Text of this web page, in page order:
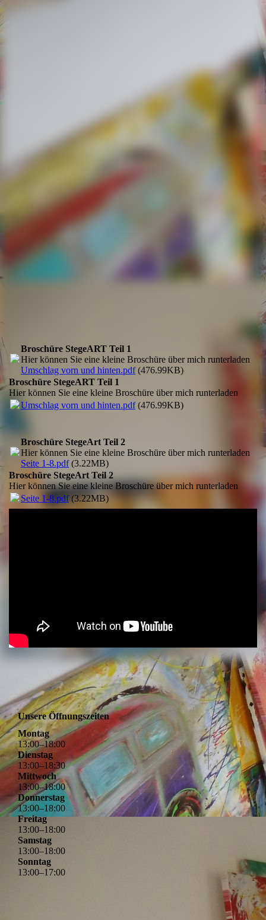
Broschüre StegeART Teil 1
Hier können Sie eine kleine Broschüre über mich runterladen
Umschlag vorn und hinten.pdf(476.99KB)
Broschüre StegeART Teil 1
Hier können Sie eine kleine Broschüre über mich runterladen
Umschlag vorn und hinten.pdf(476.99KB)
Broschüre StegeArt Teil 2
Hier können Sie eine kleine Broschüre über mich runterladen
Seite 1-8.pdf(3.22MB)
Broschüre StegeArt Teil 2
Hier können Sie eine kleine Broschüre über mich runterladen
Seite 1-8.pdf(3.22MB)
Unsere Öffnungszeiten
Montag
13:00–18:00
Dienstag
13:00–18:30
Mittwoch
13:00–18:00
Donnerstag
13:00–18:00
Freitag
13:00–18:00
Samstag
13:00–18:00
Sonntag
13:00–17:00